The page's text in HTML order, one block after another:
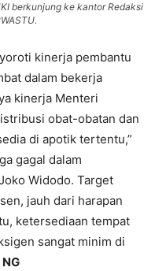
berkunjung ke kantor Redaksi
kinerja pembantu
dalam bekerja
kinerja Menteri
obat-obatan dan
di apotik tertentu,”
gagal dalam
Widodo. Target
jauh dari harapan
ketersediaan tempat
sangat minim di
NG